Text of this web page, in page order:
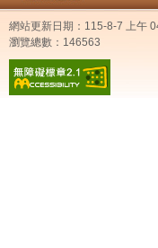
網站更新日期：115-8-7 上午
瀏覽總數：146563